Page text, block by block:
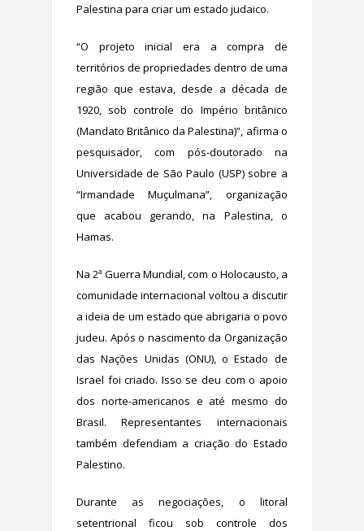
Palestina para criar um estado judaico.
“O projeto inicial era a compra de
territórios de propriedades dentro de uma
região que estava, desde a década de
1920, sob controle do Império britânico
(Mandato Britânico da Palestina)”, afirma o
pesquisador, com pós-doutorado na
Universidade de São Paulo (USP) sobre a
“Irmandade Muçulmana”, organização
que acabou gerando, na Palestina, o
Hamas.
Na 2ª Guerra Mundial, com o Holocausto, a
comunidade internacional voltou a discutir
a ideia de um estado que abrigaria o povo
judeu. Após o nascimento da Organização
das Nações Unidas (ONU), o Estado de
Israel foi criado. Isso se deu com o apoio
dos norte-americanos e até mesmo do
Brasil. Representantes internacionais
também defendiam a criação do Estado
Palestino.
Durante as negociações, o litoral
setentrional ficou sob controle dos